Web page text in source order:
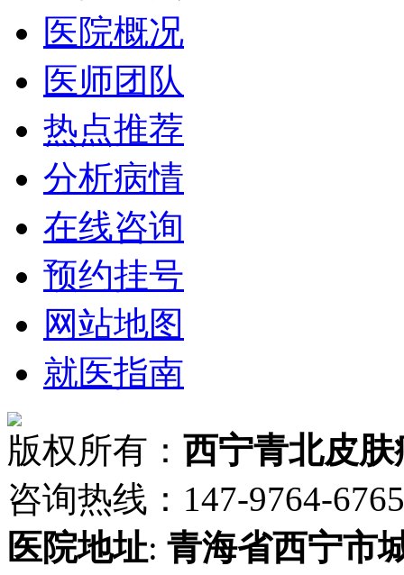
医院概况
医师团队
热点推荐
分析病情
在线咨询
预约挂号
网站地图
就医指南
版权所有： 西宁青北皮肤
咨询热线：147-9764-
医院地址: 青海省西宁市